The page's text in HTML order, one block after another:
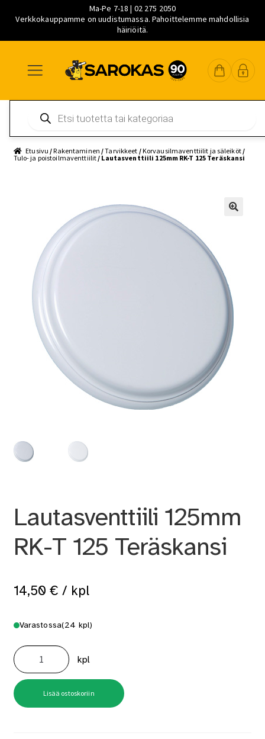
Ma-Pe 7-18 | 02 275 2050
Verkkokauppamme on uudistumassa. Pahoittelemme mahdollisia
häiriöitä.
navigointiin
sisältöön
pääsisältöön
search
Etusivu /Rakentaminen /Tarvikkeet /Korvausilmaventtiilit ja säleiköt/
Tulo- ja poistoilmaventtiilit / Lautasventtiili 125mm RK-T 125 Teräskansi
Lautasventtiili 125mm
RK-T 125 Teräskansi
14,50 € / kpl
Varastossa(24 kpl)
Lautasventtiili
125mm
RK-
T
125
Teräskansi
määrä
kpl
Lisää ostoskoriin